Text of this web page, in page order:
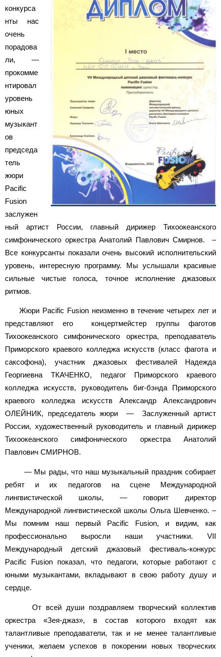
конкурса
нты нас
очень
порадова
ли, —
прокомме
нтировал
уровень
юных
музыкант
ов
председа
тель
жюри
Pacific
Fusion
заслужен
ный артист России, главный дирижер Тихоокеанского
симфонического оркестра Анатолий Павлович Смирнов. –
Все конкурсанты показали очень высокий исполнительский
уровень, интересную программу. Мы услышали красивые
сильные чистые голоса, точное исполнение джазовых
ритмов.
Жюри Pacific Fusion неизменно в течение четырех лет и
представляют его концертмейстер группы фаготов
Тихоокеанского симфонического оркестра, преподаватель
Приморского краевого колледжа искусств (класс фагота и
саксофона), участник джазовых фестивалей Надежда
Георгиевна ТКАЧЕНКО, педагог Приморского краевого
колледжа искусств, руководитель биг-бэнда Приморского
краевого колледжа искусств Александр Александрович
ОЛЕЙНИК, председатель жюри — Заслуженный артист
России, художественный руководитель и главный дирижер
Тихоокеанского симфонического оркестра Анатолий
Павлович СМИРНОВ.
— Мы рады, что наш музыкальный праздник собирает
ребят и их педагогов на сцене Международной
лингвистической школы, — говорит директор
Международной лингвистической школы Ольга Шевченко. –
Мы помним наш первый Pacific Fusion, и видим, как
профессионально выросли наши участники. VII
Международный детский джазовый фестиваль-конкурс
Pacific Fusion показал, что педагоги, которые работают с
юными музыкантами, вкладывают в свою работу душу и
сердце.
От всей души поздравляем творческий коллектив
оркестра «Зея-джаз», в состав которого входят как
талантливые преподаватели, так и не менее талантливые
ученики, желаем успехов в покорении новых творческих